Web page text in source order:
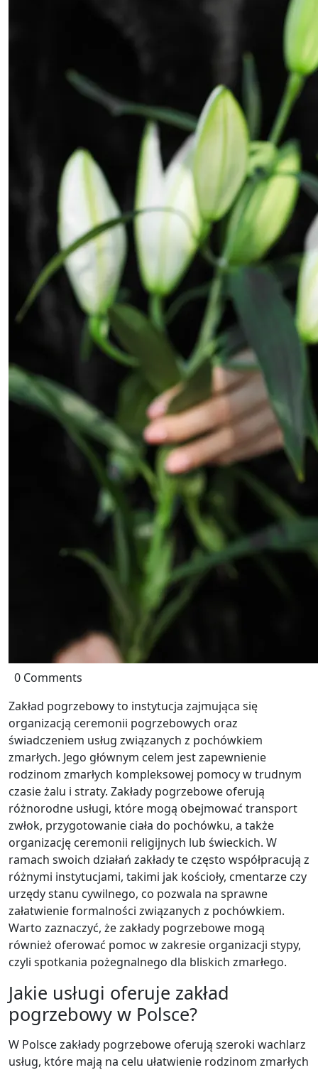
0 Comments
Zakład pogrzebowy to instytucja zajmująca się
organizacją ceremonii pogrzebowych oraz
świadczeniem usług związanych z pochówkiem
zmarłych. Jego głównym celem jest zapewnienie
rodzinom zmarłych kompleksowej pomocy w trudnym
czasie żalu i straty. Zakłady pogrzebowe oferują
różnorodne usługi, które mogą obejmować transport
zwłok, przygotowanie ciała do pochówku, a także
organizację ceremonii religijnych lub świeckich. W
ramach swoich działań zakłady te często współpracują z
różnymi instytucjami, takimi jak kościoły, cmentarze czy
urzędy stanu cywilnego, co pozwala na sprawne
załatwienie formalności związanych z pochówkiem.
Warto zaznaczyć, że zakłady pogrzebowe mogą
również oferować pomoc w zakresie organizacji stypy,
czyli spotkania pożegnalnego dla bliskich zmarłego.
Jakie usługi oferuje zakład
pogrzebowy w Polsce?
W Polsce zakłady pogrzebowe oferują szeroki wachlarz
usług, które mają na celu ułatwienie rodzinom zmarłych